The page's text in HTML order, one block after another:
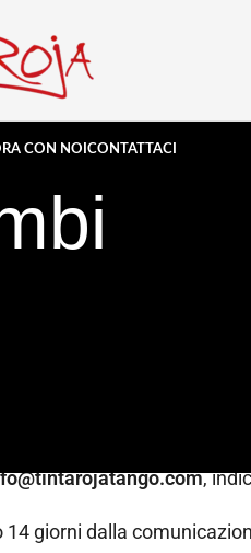
CON NOI CONTATTACI
completamente
,
14 giorni dalla